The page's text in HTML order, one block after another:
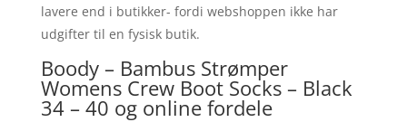
lavere end i butikker- fordi webshoppen ikke har
udgifter til en fysisk butik.
Boody – Bambus Strømper
Womens Crew Boot Socks – Black
34 – 40 og online fordele